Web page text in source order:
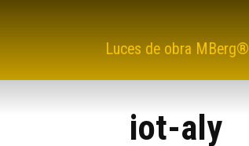
Luces de obra MBerg®
iot-aly